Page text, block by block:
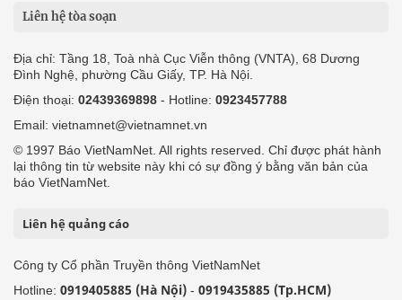
Liên hệ tòa soạn
Địa chỉ: Tầng 18, Toà nhà Cục Viễn thông (VNTA), 68 Dương
Đình Nghệ, phường Cầu Giấy, TP. Hà Nội.
Điện thoại: 02439369898 - Hotline: 0923457788
Email: vietnamnet@vietnamnet.vn
© 1997 Báo VietNamNet. All rights reserved. Chỉ được phát hành
lại thông tin từ website này khi có sự đồng ý bằng văn bản của
báo VietNamNet.
Liên hệ quảng cáo
Công ty Cổ phần Truyền thông VietNamNet
Hotline: 0919405885 (Hà Nội) - 0919435885 (Tp.HCM)